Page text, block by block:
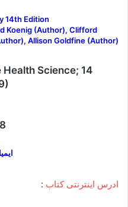
14th Edition
Koenig (Author), Clifford
Allison Goldfine (Author)
Science; 14
ادرس اینترنتی کتاب :